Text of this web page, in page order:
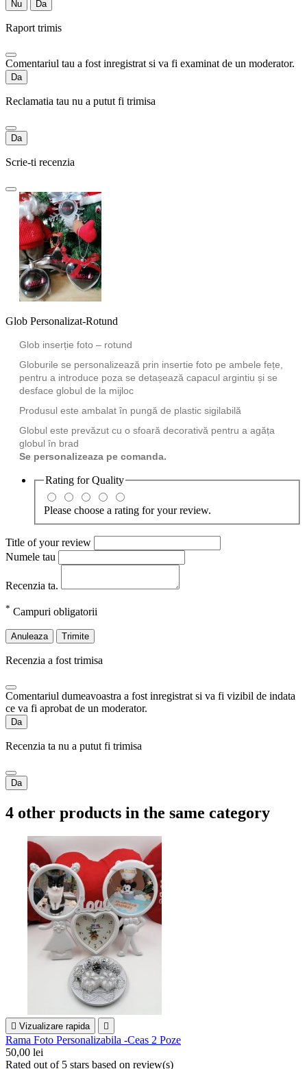
Nu Da
Raport trimis
Comentariul tau a fost inregistrat si va fi examinat de un moderator.
Da
Reclamatia tau nu a putut fi trimisa
Da
Scrie-ti recenzia
Glob Personalizat-Rotund
Glob inserție foto – rotund
Globurile se personalizează prin insertie foto pe ambele fețe,
pentru a introduce poza se detașează capacul argintiu și se
desface globul de la mijloc
Produsul este ambalat în pungă de plastic sigilabilă
Globul este prevăzut cu o sfoară decorativă pentru a agăța
globul în brad
Se personalizeaza pe comanda.
Rating forQuality
Please choose a rating for your review.
Title of your review
Numele tau
Recenzia ta.
* Campuri obligatorii
Anuleaza Trimite
Recenzia a fost trimisa
Comentariul dumeavoastra a fost inregistrat si va fi vizibil de indata
ce va fi aprobat de un moderator.
Da
Recenzia ta nu a putut fi trimisa
Da
4 other products in the same category
 Vizualizare rapida 
Rama Foto Personalizabila -Ceas 2 Poze
50,00 lei
Rated out of 5 stars based on review(s)